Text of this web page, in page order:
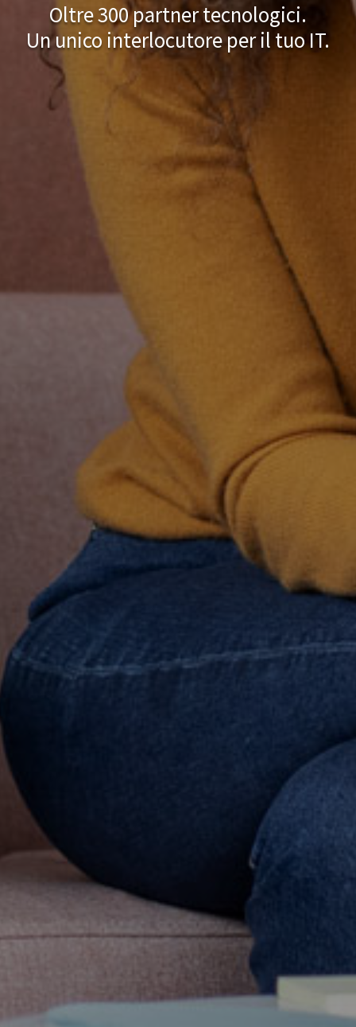
Oltre 300 partner tecnologici.
Un unico interlocutore per il tuo IT.